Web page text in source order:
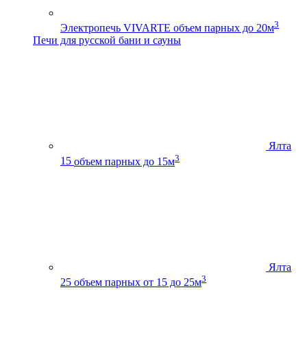
Электропечь VIVARTE объем парных до 20м3
Печи для русской бани и сауны
Ялта
15 объем парных до 15м3
Ялта
25 объем парных от 15 до 25м3